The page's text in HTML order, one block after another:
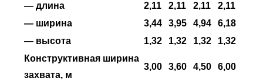
— длина
2,11 2,11 2,11
2,11
— ширина
3,44 3,95 4,94
6,18
— высота
1,32 1,32 1,32
1,32
Конструктивная ширина
захвата, м
3,00 3,60 4,50 6,00